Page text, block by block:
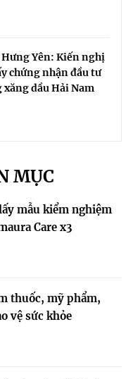
Yên: Kiến nghị
chứng nhận đầu tư
xăng dầu Hải Nam
MỤC
mẫu kiểm nghiệm
Care x3
thuốc, mỹ phẩm,
vệ sức khỏe